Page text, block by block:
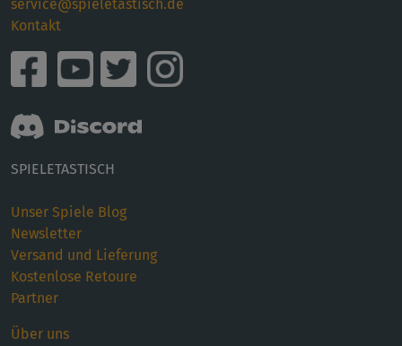
service@spieletastisch.de
Kontakt
SPIELETASTISCH
Unser Spiele Blog
Newsletter
Versand und Lieferung
Kostenlose Retoure
Partner
Über uns